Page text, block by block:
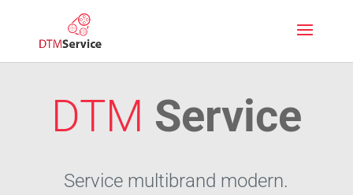
DTM Service
Service multibrand modern.